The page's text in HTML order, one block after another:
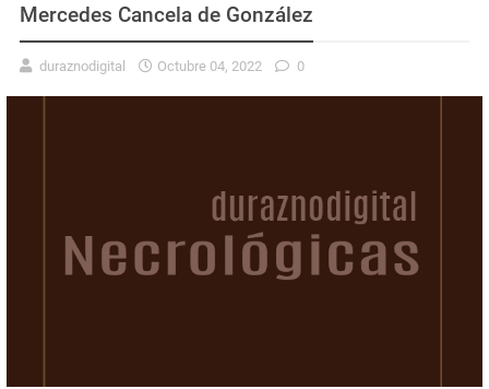
Mercedes Cancela de González
duraznodigital Octubre 04, 2022 0